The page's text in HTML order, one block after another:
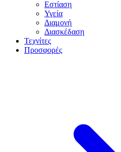
Εστίαση
Υγεία
Διαμονή
Διασκέδαση
Τεχνίτες
Προσφορές